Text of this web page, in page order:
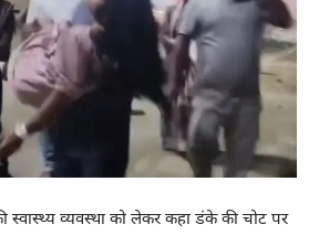
स्वास्थ्य व्यवस्था को लेकर कहा डंके की चोट पर